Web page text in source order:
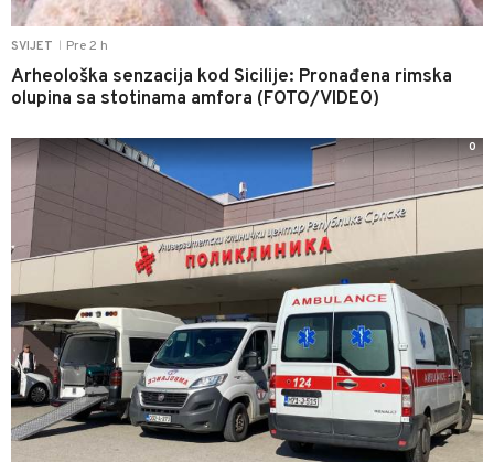
SVIJET Pre 2 h
Arheološka senzacija kod Sicilije: Pronađena rimska
olupina sa stotinama amfora (FOTO/VIDEO)
0